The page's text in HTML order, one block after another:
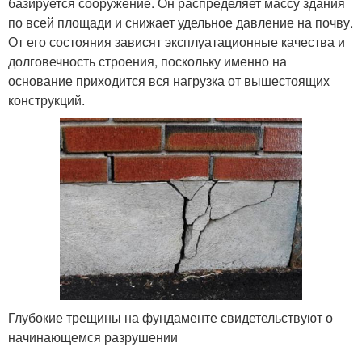
по всей площади и снижает удельное давление на почву.
От его состояния зависят эксплуатационные качества и
долговечность строения, поскольку именно на
основание приходится вся нагрузка от вышестоящих
конструкций.
Глубокие трещины на фундаменте свидетельствуют о
начинающемся разрушении